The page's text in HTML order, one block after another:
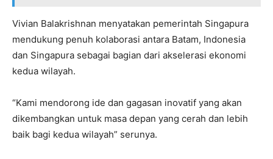
Vivian Balakrishnan menyatakan pemerintah Singapura
mendukung penuh kolaborasi antara Batam, Indonesia
dan Singapura sebagai bagian dari akselerasi ekonomi
kedua wilayah.
“Kami mendorong ide dan gagasan inovatif yang akan
dikembangkan untuk masa depan yang cerah dan lebih
baik bagi kedua wilayah” serunya.